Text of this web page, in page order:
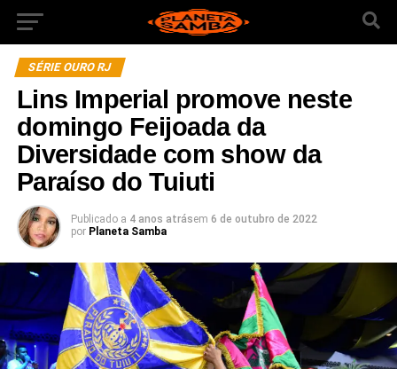
SÉRIE OURO RJ
Lins Imperial promove neste
domingo Feijoada da
Diversidade com show da
Paraíso do Tuiuti
Publicado a 4 anos atrásem 6 de outubro de 2022
por Planeta Samba